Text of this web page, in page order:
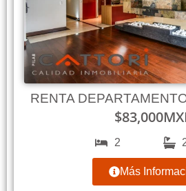
RENTA
$83,000
2
Más